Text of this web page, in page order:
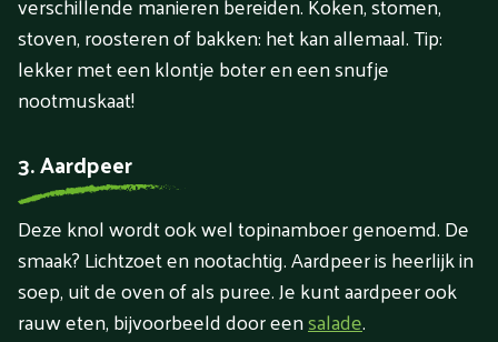
stoven, roosteren of bakken: het kan allemaal. Tip:
lekker met een klontje boter en een snufje
nootmuskaat!
3. Aardpeer
Deze knol wordt ook wel topinamboer genoemd. De
smaak? Lichtzoet en nootachtig. Aardpeer is heerlijk in
soep, uit de oven of als puree. Je kunt aardpeer ook
rauw eten, bijvoorbeeld door eensalade.